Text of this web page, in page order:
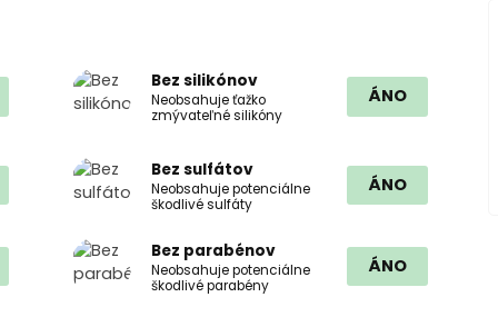
Bez silikónov
Neobsahuje ťažko
zmývateľné silikóny
ÁNO
Bez sulfátov
Neobsahuje potenciálne
škodlivé sulfáty
ÁNO
Bez parabénov
Neobsahuje potenciálne
škodlivé parabény
ÁNO